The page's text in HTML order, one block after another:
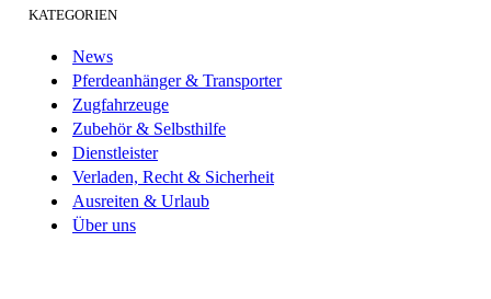
KATEGORIEN
News
Pferdeanhänger & Transporter
Zugfahrzeuge
Zubehör & Selbsthilfe
Dienstleister
Verladen, Recht & Sicherheit
Ausreiten & Urlaub
Über uns